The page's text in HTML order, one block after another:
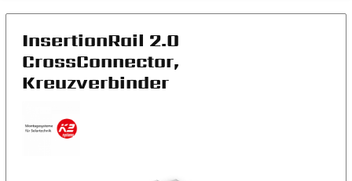
InsertionRail 2.0
CrossConnector,
Kreuzverbinder